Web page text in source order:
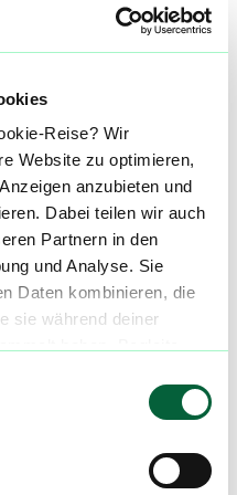
Reise? Wir
Website zu optimieren,
anzubieten und
Dabei teilen wir auch
Partnern in den
und Analyse. Sie
Daten kombinieren, die
sie während deiner
Grapes
Der Cool Grapes Strain ist das Ergebnis einer Kreuzung zwischen (High Octane x Grape Pie) und The Menthol, zwei Sorten von herausragendem Potenzial, die einen intensiven Geschmack und eine starke Potenz bieten. ::br ###### Cool Grapes Aroma & Geschmack Die Blüten des Cool Grapes Strains sind mittelgroß, schwer und haben eine helle Farbe, die von einer Trichom-Lawine bedeckt sind. Dieser Strain bietet ein reiches Aroma und Geschmacksprofile, die fruchtige Nuancen mit einem Hauch von Petrol und Gelato vereinen. Das Bouquet erinnert an einen süßen Traubenkuchen. ::br ###### Cool Grapes Strain Wirkung Mit einem THC-Gehalt von 20-25% erzeugt Cool Grapes eine entspannende und zerebrale Wirkung. Der Cool Grapes Strain eignet sich hervorragend, um den Tag nach einem guten Abendessen abzurunden und Stress abzubauen, der sich nach einem langen Arbeitstag angesammelt hat. ::br Medizinische Cannabis Patienten profitieren von einer entspannenden und beruhigenden Wirkung. Der Cool Grapes Strain kann zur kann zur Behandlung von Depressionen und Angstzuständen sowie zur Linderung chronischer Schmerzen angewendet werden. Auch bei Schlafstörungen und Appetitlosigkeit, kann Cool Grapes zu Verbesserungen der Symptome beitragen. ::br Unsere Datenbank lebt von den Erfahrungen der Community. Hast du den Cool Grapes Strain schon konsumiert? Hast du Erfahrung mit der Cool Grapes Wirkung? Dann teile deine Erfahrungen mit uns und hilf anderen Patienten dabei, ihren perfekten Strain für sich zu finden. ::br Wenn du eine Cool Grapes Cannabisblüte bestellen möchtest, nutze einfach unseren Preisvergleich um die günstigste Cannabis Apotheke für diese Blüte zu finden.
Strain